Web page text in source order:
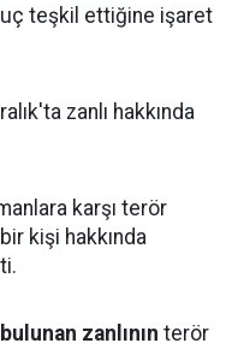
suç teşkil ettiğine işaret
zanlı hakkında
karşı terör
kişi hakkında
zanlının terör